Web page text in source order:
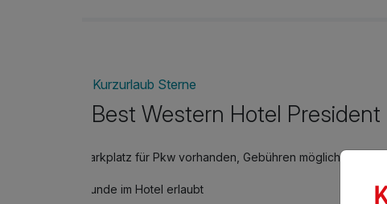
Kurzurlaub Sterne
Best Western Hotel President
Parkplatz für Pkw vorhanden, Gebühren möglich
Hunde im Hotel erlaubt